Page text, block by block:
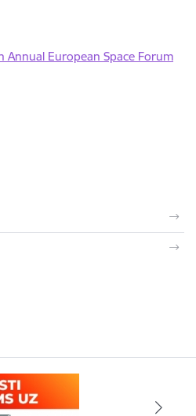
Annual European Space Forum